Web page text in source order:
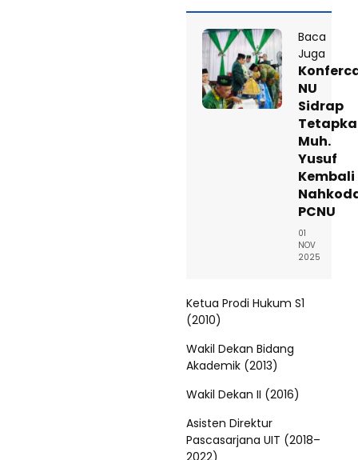
Baca
Juga
NU
Sidrap
Muh.
Yusuf
Kembali
PCNU
01
NOV
2025
Ketua Prodi Hukum S1
(2010)
Wakil Dekan Bidang
Akademik (2013)
Wakil Dekan II (2016)
Asisten Direktur
Pascasarjana UIT (2018–